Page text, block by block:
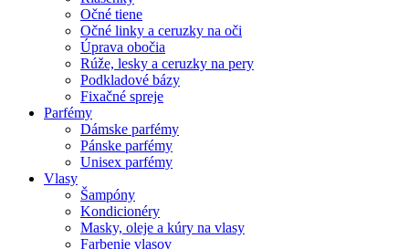
Očné tiene
Očné linky a ceruzky na oči
Úprava obočia
Rúže, lesky a ceruzky na pery
Podkladové bázy
Fixačné spreje
Parfémy
Dámske parfémy
Pánske parfémy
Unisex parfémy
Vlasy
Šampóny
Kondicionéry
Masky, oleje a kúry na vlasy
Farbenie vlasov